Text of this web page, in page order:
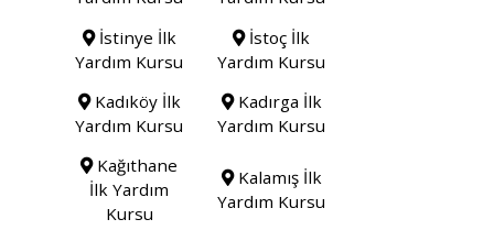
İstinye İlk
Yardım Kursu
İstoç İlk
Yardım Kursu
Kadıköy İlk
Yardım Kursu
Kadırga İlk
Yardım Kursu
Kağıthane
İlk Yardım
Kursu
Kalamış İlk
Yardım Kursu